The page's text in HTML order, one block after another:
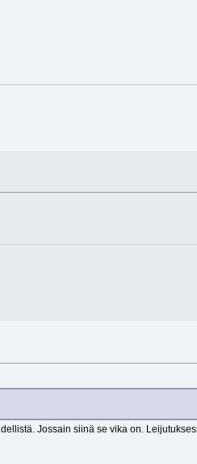
Jossain siinä se vika on.